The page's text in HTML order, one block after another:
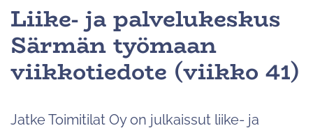
Liike- ja palvelukeskus
Särmän työmaan
viikkotiedote (viikko 41)
Jatke Toimitilat Oy on julkaissut liike- ja